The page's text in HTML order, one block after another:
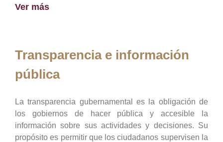
Ver más
Transparencia e información
pública
La transparencia gubernamental es la obligación de
los gobiernos de hacer pública y accesible la
información sobre sus actividades y decisiones. Su
propósito es permitir que los ciudadanos supervisen la